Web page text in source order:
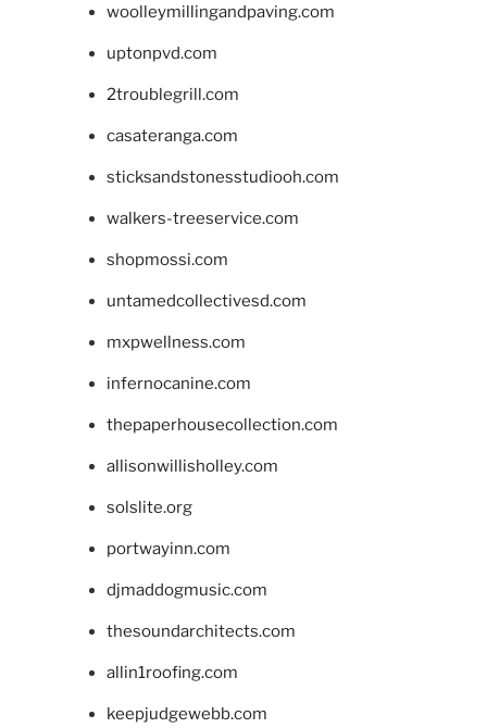
woolleymillingandpaving.com
uptonpvd.com
2troublegrill.com
casateranga.com
sticksandstonesstudiooh.com
walkers-treeservice.com
shopmossi.com
untamedcollectivesd.com
mxpwellness.com
infernocanine.com
thepaperhousecollection.com
allisonwillisholley.com
solslite.org
portwayinn.com
djmaddogmusic.com
thesoundarchitects.com
allin1roofing.com
keepjudgewebb.com